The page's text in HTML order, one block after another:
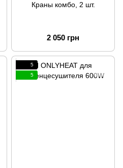
Краны комбо, 2 шт.
2 050 грн
5
5